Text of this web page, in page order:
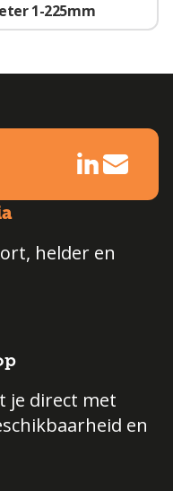
1-225mm
helder en
je direct met
en